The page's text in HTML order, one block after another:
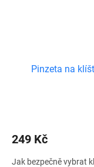
Pinzeta na
249 Kč
Jak bezpečně vybrat